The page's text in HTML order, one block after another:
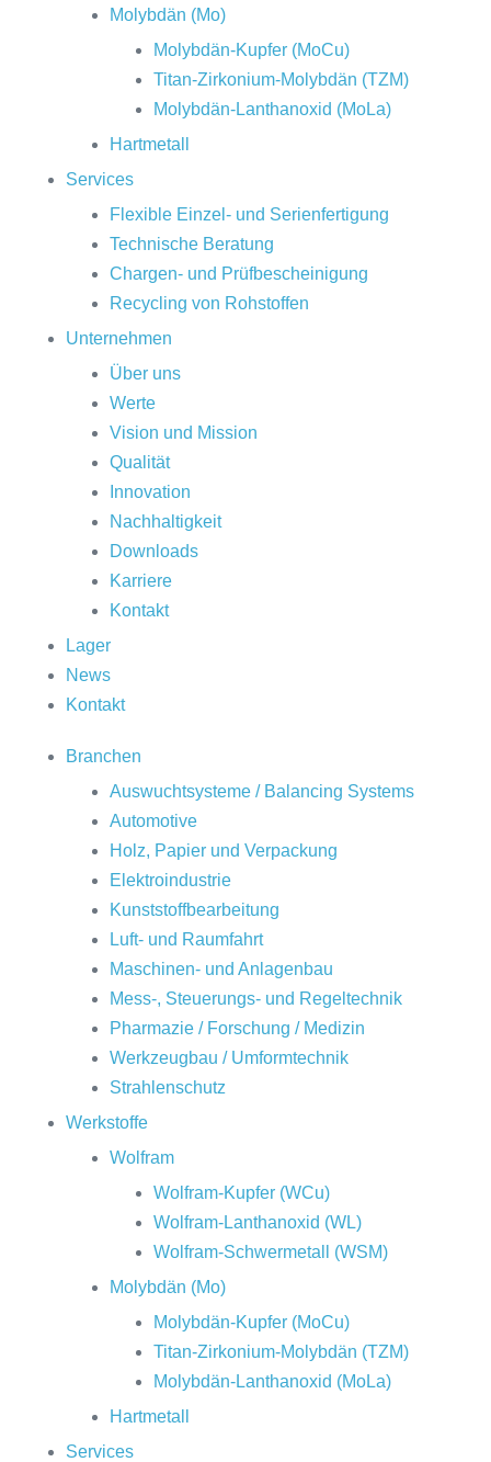
Molybdän (Mo)
Molybdän-Kupfer (MoCu)
Titan-Zirkonium-Molybdän (TZM)
Molybdän-Lanthanoxid (MoLa)
Hartmetall
Services
Flexible Einzel- und Serienfertigung
Technische Beratung
Chargen- und Prüfbescheinigung
Recycling von Rohstoffen
Unternehmen
Über uns
Werte
Vision und Mission
Qualität
Innovation
Nachhaltigkeit
Downloads
Karriere
Kontakt
Lager
News
Kontakt
Branchen
Auswuchtsysteme / Balancing Systems
Automotive
Holz, Papier und Verpackung
Elektroindustrie
Kunststoffbearbeitung
Luft- und Raumfahrt
Maschinen- und Anlagenbau
Mess-, Steuerungs- und Regeltechnik
Pharmazie / Forschung / Medizin
Werkzeugbau / Umformtechnik
Strahlenschutz
Werkstoffe
Wolfram
Wolfram-Kupfer (WCu)
Wolfram-Lanthanoxid (WL)
Wolfram-Schwermetall (WSM)
Molybdän (Mo)
Molybdän-Kupfer (MoCu)
Titan-Zirkonium-Molybdän (TZM)
Molybdän-Lanthanoxid (MoLa)
Hartmetall
Services